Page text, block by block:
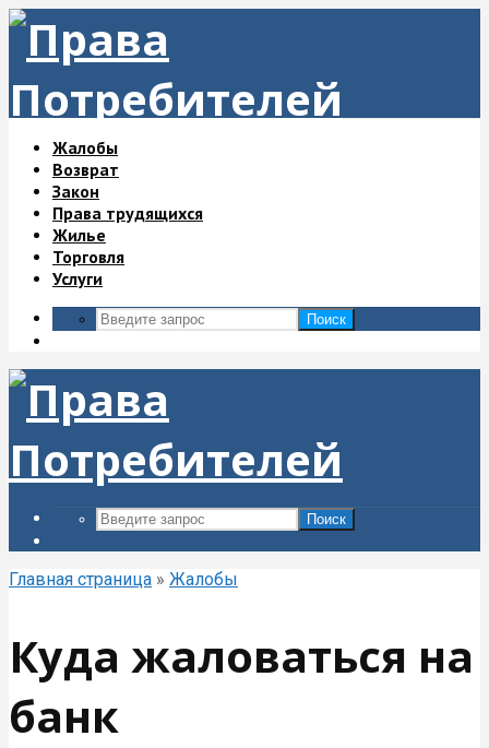
Жалобы
Возврат
Закон
Права трудящихся
Жилье
Торговля
Услуги
Поиск
Поиск
Главная страница » Жалобы
Куда жаловаться на
банк